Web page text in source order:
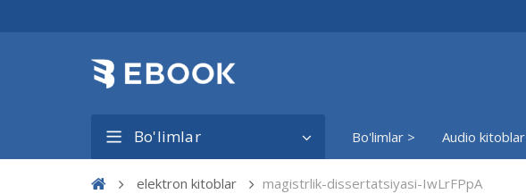
Bo'limlar Bo'limlar > Audio kitoblar
elektron kitoblar magistrlik-dissertatsiyasi-IwLrFPpA